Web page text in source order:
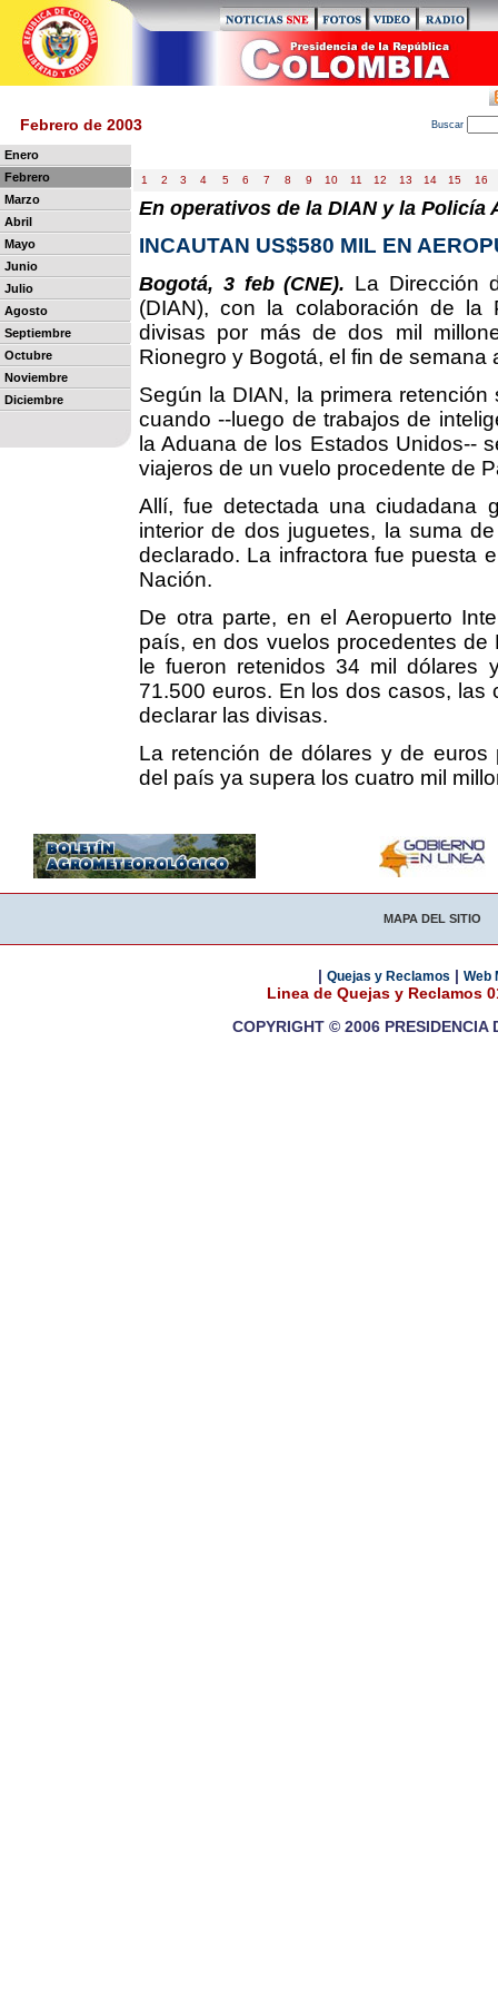
Febrero de 2003 Buscar
Enero
Febrero
Marzo
Abril
Mayo
Junio
Julio
Agosto
Septiembre
Octubre
Noviembre
Diciembre
1 2 3 4 5 6 7 8 9 10 11 12 13 14 15 16
En operativos de la DIAN y la Policía
INCAUTAN US$580 MIL EN
Bogotá, 3 feb (CNE). La Dirección
(DIAN), con la colaboración de la
divisas por más de dos mil
Rionegro y Bogotá, el fin de semana
Según la DIAN, la primera
cuando --luego de trabajos de
la Aduana de los Estados Unidos--
viajeros de un vuelo procedente de
Allí, fue detectada una ciudadana
interior de dos juguetes, la suma
declarado. La infractora fue puesta
Nación.
De otra parte, en el Aeropuerto
país, en dos vuelos procedentes
le fueron retenidos 34 mil dólares
71.500 euros. En los dos casos, las
declarar las divisas.
La retención de dólares y de euros
del país ya supera los cuatro mil
MAPA DEL SITIO
| Quejas y Reclamos | Web
Linea de Quejas y Reclamos
COPYRIGHT © 2006 PRESIDENCIA